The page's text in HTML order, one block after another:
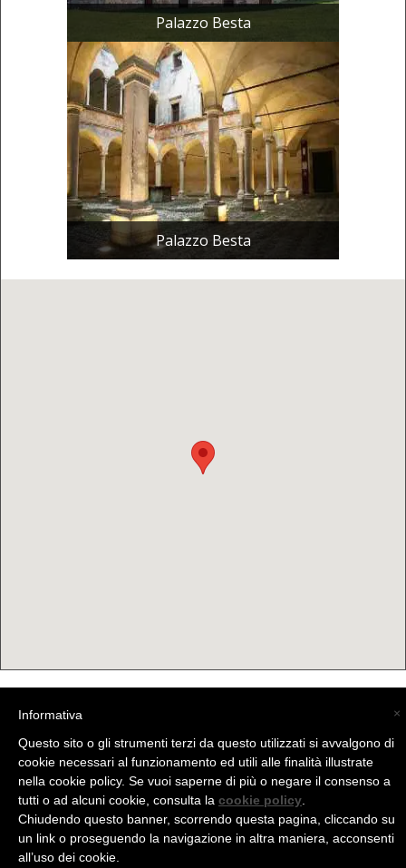
Palazzo Besta
Palazzo Besta
(C) La Valtellina - info@la-valtellina.com - ×
Informativa
Questo sito o gli strumenti terzi da questo utilizzati si avvalgono di
cookie necessari al funzionamento ed utili alle finalità illustrate
nella cookie policy. Se vuoi saperne di più o negare il consenso a
tutti o ad alcuni cookie, consulta la cookie policy
Chiudendo questo banner, scorrendo questa pagina, cliccando su
un link o proseguendo la navigazione in altra maniera, acconsenti
all’uso dei cookie.